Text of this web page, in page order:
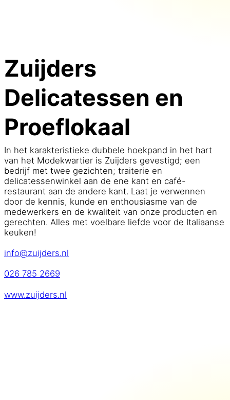
Zuijders
Delicatessen en
Proeflokaal
In het karakteristieke dubbele hoekpand in het hart
van het Modekwartier is Zuijders gevestigd; een
bedrijf met twee gezichten; traiterie en
delicatessenwinkel aan de ene kant en café-
restaurant aan de andere kant. Laat je verwennen
door de kennis, kunde en enthousiasme van de
medewerkers en de kwaliteit van onze producten en
gerechten. Alles met voelbare liefde voor de Italiaanse
keuken!
info@zuijders.nl
026 785 2669
www.zuijders.nl